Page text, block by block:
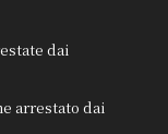
dai
arrestato dai